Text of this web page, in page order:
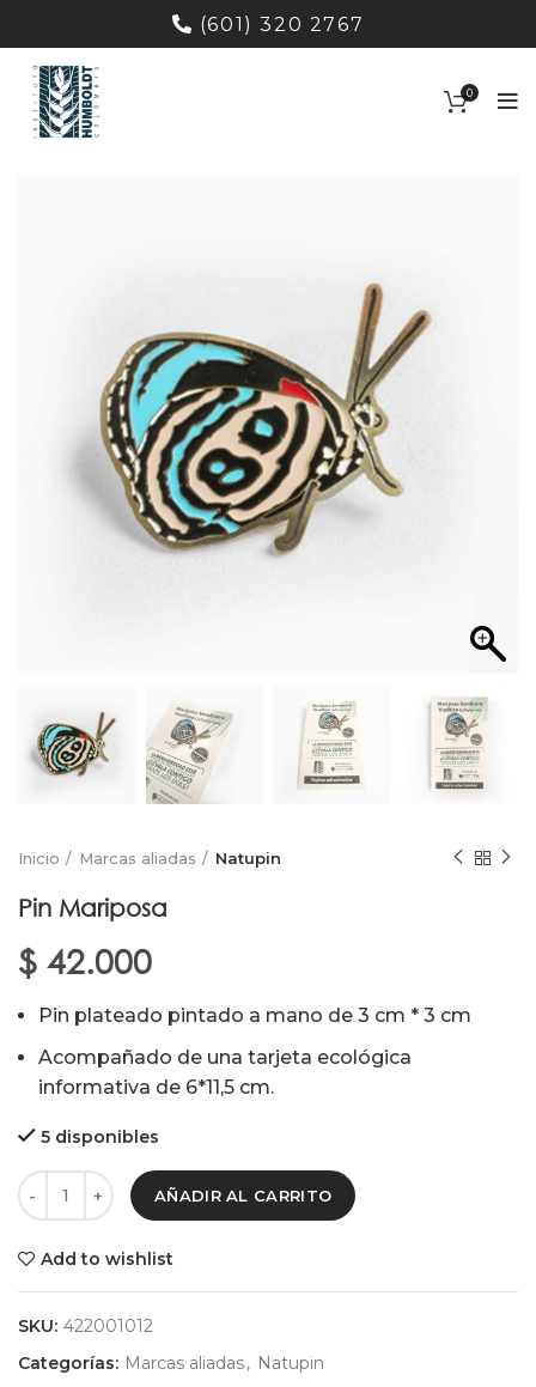
(601) 320 2767
0
Inicio Marcas aliadas Natupin
Pin Mariposa
$ 42.000
Pin plateado pintado a mano de 3 cm * 3 cm
Acompañado de una tarjeta ecológica
informativa de 6*11,5 cm.
5 disponibles
AÑADIR AL CARRITO
Add to wishlist
SKU: 422001012
Categorías: Marcas aliadas, Natupin